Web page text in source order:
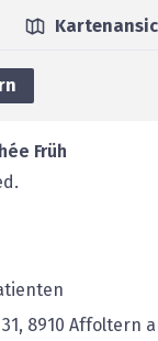
Früh
8910 Affoltern